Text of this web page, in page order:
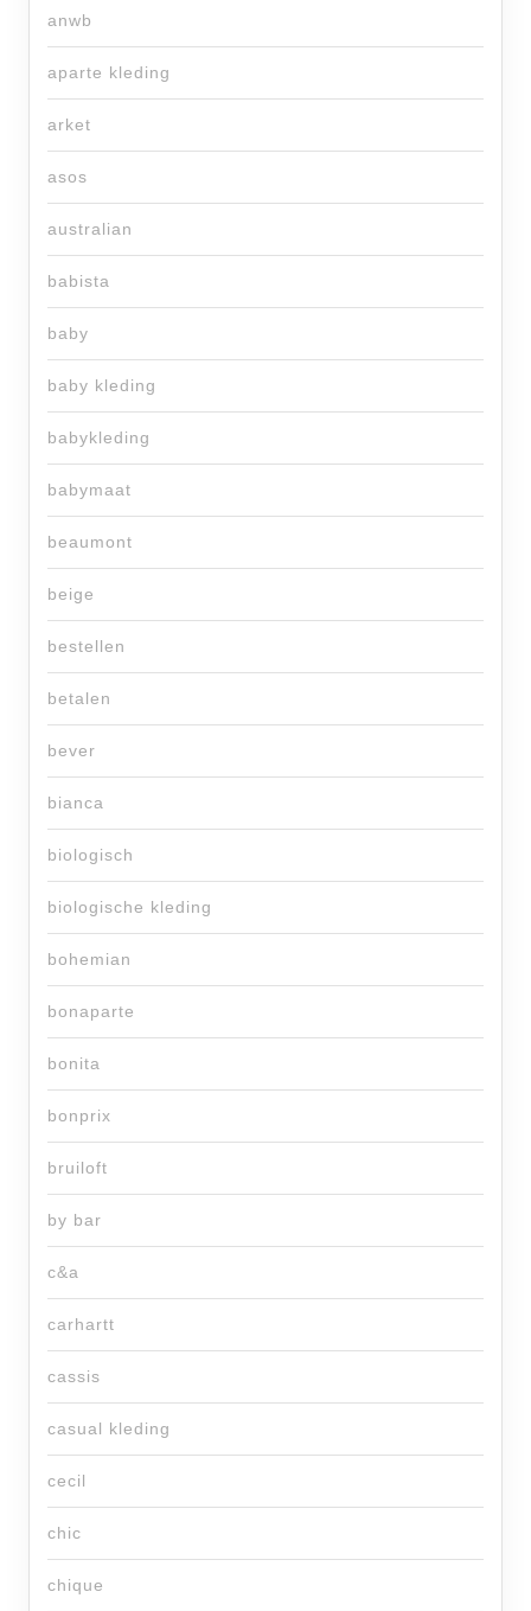
anwb
aparte kleding
arket
asos
australian
babista
baby
baby kleding
babykleding
babymaat
beaumont
beige
bestellen
betalen
bever
bianca
biologisch
biologische kleding
bohemian
bonaparte
bonita
bonprix
bruiloft
by bar
c&a
carhartt
cassis
casual kleding
cecil
chic
chique